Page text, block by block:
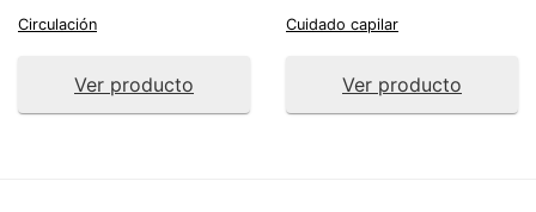
Circulación
Ver producto
Cuidado capilar
Ver producto